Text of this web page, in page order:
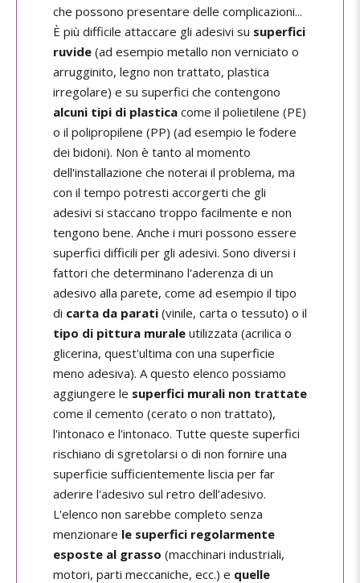
che possono presentare delle complicazioni...
È più difficile attaccare gli adesivi su superfici
ruvide (ad esempio metallo non verniciato o
arrugginito, legno non trattato, plastica
irregolare) e su superfici che contengono
alcuni tipi di plastica come il polietilene (PE)
o il polipropilene (PP) (ad esempio le fodere
dei bidoni). Non è tanto al momento
dell'installazione che noterai il problema, ma
con il tempo potresti accorgerti che gli
adesivi si staccano troppo facilmente e non
tengono bene. Anche i muri possono essere
superfici difficili per gli adesivi. Sono diversi i
fattori che determinano l'aderenza di un
adesivo alla parete, come ad esempio il tipo
di carta da parati (vinile, carta o tessuto) o il
tipo di pittura murale utilizzata (acrilica o
glicerina, quest'ultima con una superficie
meno adesiva). A questo elenco possiamo
aggiungere le superfici murali non trattate
come il cemento (cerato o non trattato),
l'intonaco e l'intonaco. Tutte queste superfici
rischiano di sgretolarsi o di non fornire una
superficie sufficientemente liscia per far
aderire l'adesivo sul retro dell'adesivo.
L'elenco non sarebbe completo senza
menzionare le superfici regolarmente
esposte al grasso (macchinari industriali,
motori, parti meccaniche, ecc.) e quelle